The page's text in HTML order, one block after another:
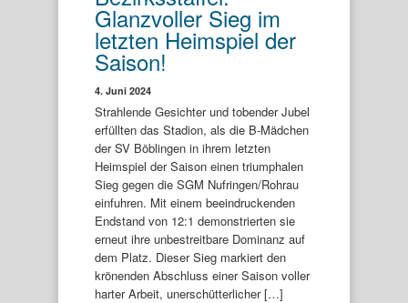
Glanzvoller Sieg im
letzten Heimspiel der
Saison!
4. Juni 2024
Strahlende Gesichter und tobender Jubel
erfüllten das Stadion, als die B-Mädchen
der SV Böblingen in ihrem letzten
Heimspiel der Saison einen triumphalen
Sieg gegen die SGM Nufringen/Rohrau
einfuhren. Mit einem beeindruckenden
Endstand von 12:1 demonstrierten sie
erneut ihre unbestreitbare Dominanz auf
dem Platz. Dieser Sieg markiert den
krönenden Abschluss einer Saison voller
harter Arbeit, unerschütterlicher […]